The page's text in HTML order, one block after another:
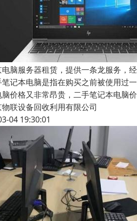
脑服务器租赁，提供一条龙服务，
记本电脑是指在购买之前被使用过
价格又非常昂贵，二手笔记本电脑
联设备回收利用有限公司
04 19:30:01